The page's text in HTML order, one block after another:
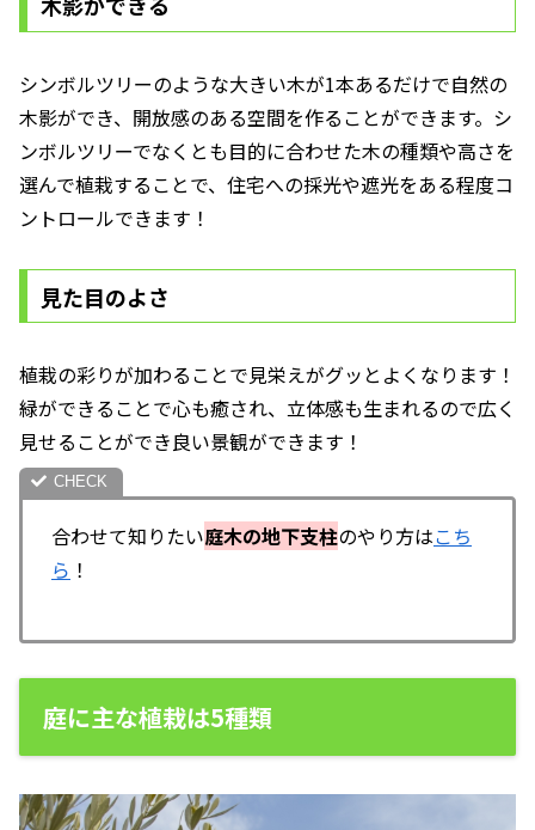
シンボルツリーのような大きい木が1本あるだけで自然の
木影ができ、開放感のある空間を作ることができます。シ
ンボルツリーでなくとも目的に合わせた木の種類や高さを
選んで植栽することで、住宅への採光や遮光をある程度コ
ントロールできます！
見た目のよさ
植栽の彩りが加わることで見栄えがグッとよくなります！
緑ができることで心も癒され、立体感も生まれるので広く
見せることができ良い景観ができます！
合わせて知りたい庭木の地下支柱のやり方はこち
ら ！
庭に主な植栽は5種類